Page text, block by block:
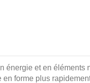
énergie et en
en forme plus